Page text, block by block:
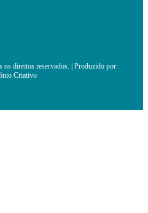
direitos reservados. | Produzido por:
Criativo